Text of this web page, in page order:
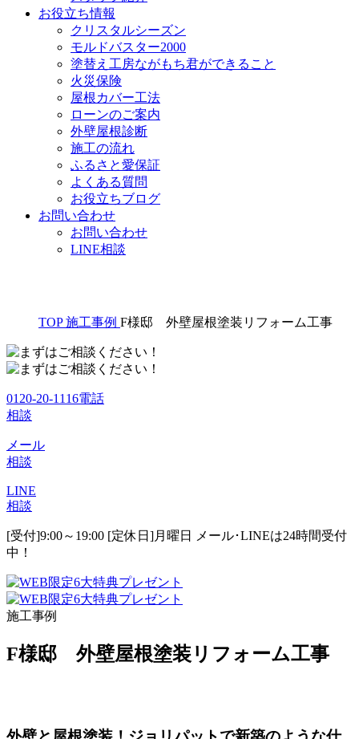
お役立ち情報
クリスタルシーズン
モルドバスター2000
塗替え工房ながもち君ができること
火災保険
屋根カバー工法
ローンのご案内
外壁屋根診断
施工の流れ
ふるさと愛保証
よくある質問
お役立ちブログ
お問い合わせ
お問い合わせ
LINE相談
TOP 施工事例 F様邸 外壁屋根塗装リフォーム工事
0120-20-1116電話
相談
メール
相談
LINE
相談
[受付]9:00～19:00 [定休日]月曜日
メール･LINEは24時間受付
中！
施工事例
F様邸 外壁屋根塗装リフォーム工事